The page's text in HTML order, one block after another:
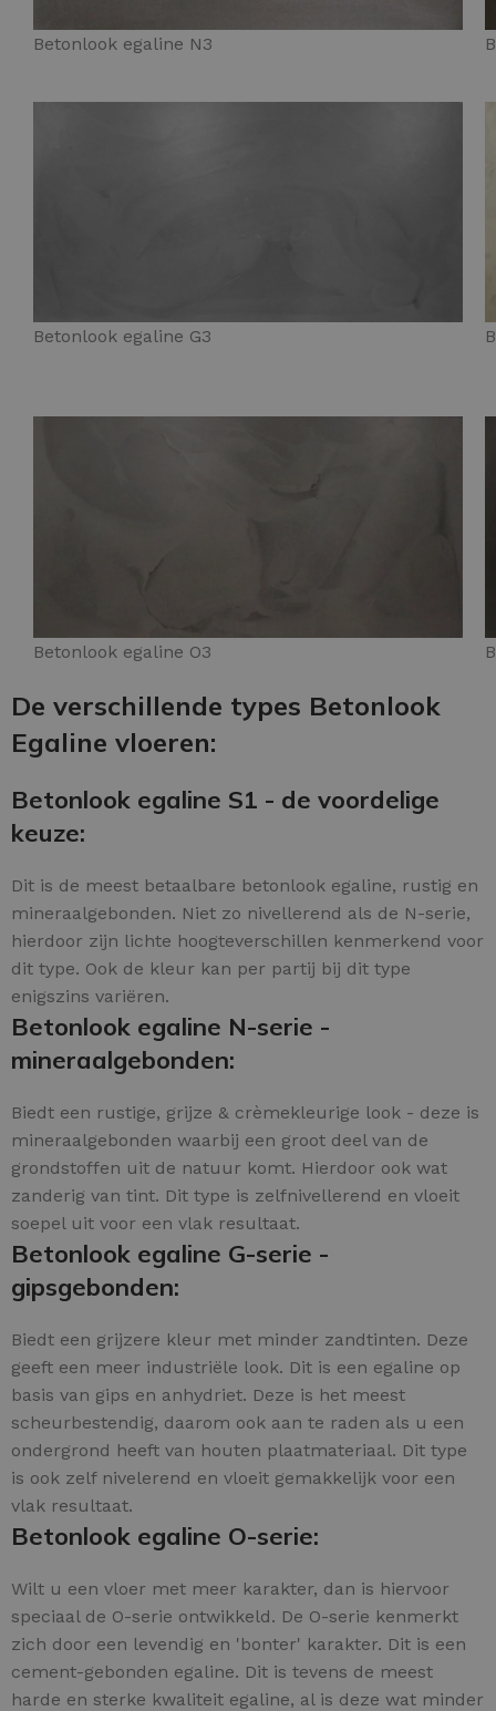
Betonlook egaline N3
Betonlook egaline G3
Betonlook egaline O3
De verschillende types Betonlook
Egaline vloeren:
Betonlook egaline S1 - de voordelige
keuze:
Dit is de meest betaalbare betonlook egaline, rustig en
mineraalgebonden. Niet zo nivellerend als de N-serie,
hierdoor zijn lichte hoogteverschillen kenmerkend voor
dit type. Ook de kleur kan per partij bij dit type
enigszins variëren.
Betonlook egaline N-serie -
mineraalgebonden:
Biedt een rustige, grijze & crèmekleurige look - deze is
mineraalgebonden waarbij een groot deel van de
grondstoffen uit de natuur komt. Hierdoor ook wat
zanderig van tint. Dit type is zelfnivellerend en vloeit
soepel uit voor een vlak resultaat.
Betonlook egaline G-serie -
gipsgebonden:
Biedt een grijzere kleur met minder zandtinten. Deze
geeft een meer industriële look. Dit is een egaline op
basis van gips en anhydriet. Deze is het meest
scheurbestendig, daarom ook aan te raden als u een
ondergrond heeft van houten plaatmateriaal. Dit type
is ook zelf nivelerend en vloeit gemakkelijk voor een
vlak resultaat.
Betonlook egaline O-serie:
Wilt u een vloer met meer karakter, dan is hiervoor
speciaal de O-serie ontwikkeld. De O-serie kenmerkt
zich door een levendig en 'bonter' karakter. Dit is een
cement-gebonden egaline. Dit is tevens de meest
harde en sterke kwaliteit egaline, al is deze wat minder